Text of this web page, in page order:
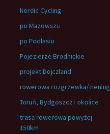
Nordic Cycling
po Mazowszu
po Podlasiu
Pojezierze Brodnickie
projekt Dojczland
rowerowa rozgrzewka/trening
Toruń, Bydgoszcz i okolice
trasa rowerowa powyżej
150km